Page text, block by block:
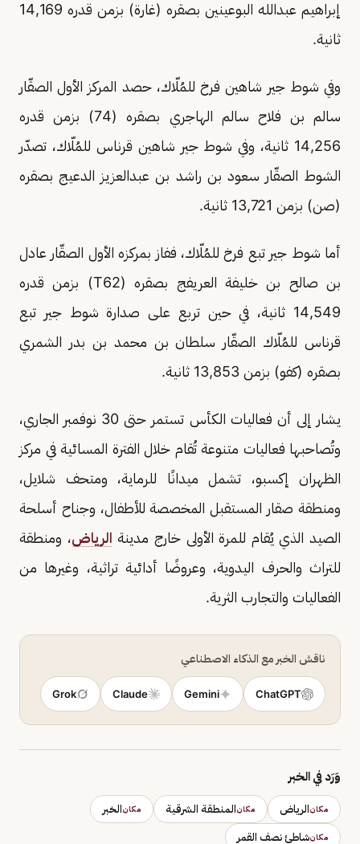
إبراهيم عبدالله البوعينين بصقره (غارة) بزمن قدره 14,169
ثانية.
وفي شوط جير شاهين فرخ للمُلّاك، حصد المركز الأول الصقّار
سالم بن فلاح سالم الهاجري بصقره (74) بزمن قدره
14,256 ثانية، وفي شوط جير شاهين قرناس للمُلّاك، تصدّر
الشوط الصقّار سعود بن راشد بن عبدالعزيز الدعيج بصقره
(صن) بزمن 13,721 ثانية.
أما شوط جير تبع فرخ للمُلّاك، ففاز بمركزه الأول الصقّار عادل
بن صالح بن خليفة العريفج بصقره (T62) بزمن قدره
14,549 ثانية، في حين تربع على صدارة شوط جير تبع
قرناس للمُلّاك الصقّار سلطان بن محمد بن بدر الشمري
بصقره (كفو) بزمن 13,853 ثانية.
يشار إلى أن فعاليات الكأس تستمر حتى 30 نوفمبر الجاري،
وتُصاحبها فعاليات متنوعة تُقام خلال الفترة المسائية في مركز
الظهران إكسبو، تشمل ميدانًا للرماية، ومتحف شلايل،
ومنطقة صقار المستقبل المخصصة للأطفال، وجناح أسلحة
الصيد الذي يُقام للمرة الأولى خارج مدينة الرياض، ومنطقة
للتراث والحرف اليدوية، وعروضًا أدائية تراثية، وغيرها من
الفعاليات والتجارب الثرية.
ناقش الخبر مع الذكاء الاصطناعي
ChatGPT
Gemini
Claude
Grok
وَرَد في الخبر
مكانالرياض مكانالمنطقة الشرقية مكانالخبر
مكانشاطئ نصف القمر